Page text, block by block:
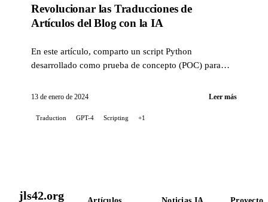
Revolucionar las Traducciones de
Artículos del Blog con la IA
En este artículo, comparto un script Python
desarrollado como prueba de concepto (POC) para
blog, utilizando el...
13 de enero de 2024 Leer más
Traduction GPT-4 Scripting +1
jls42.org